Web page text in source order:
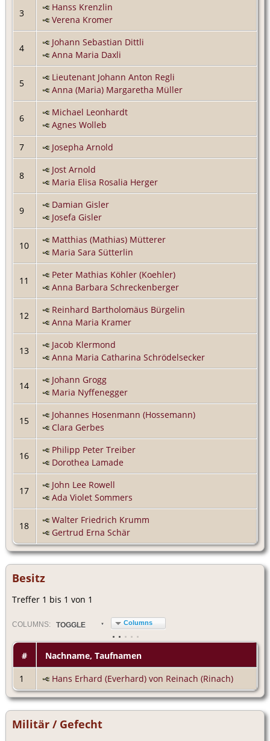
3
Hanss Krenzlin
Verena Kromer
4
Johann Sebastian Dittli
Anna Maria Daxli
5
Lieutenant Johann Anton Regli
Anna (Maria) Margaretha Müller
6
Michael Leonhardt
Agnes Wolleb
7
Josepha Arnold
8
Jost Arnold
Maria Elisa Rosalia Herger
9
Damian Gisler
Josefa Gisler
10
Matthias (Mathias) Mütterer
Maria Sara Sütterlin
11
Peter Mathias Köhler (Koehler)
Anna Barbara Schreckenberger
12
Reinhard Bartholomäus Bürgelin
Anna Maria Kramer
13
Jacob Klermond
Anna Maria Catharina Schrödelsecker
14
Johann Grogg
Maria Nyffenegger
15
Johannes Hosenmann (Hossemann)
Clara Gerbes
16
Philipp Peter Treiber
Dorothea Lamade
17
John Lee Rowell
Ada Violet Sommers
18
Walter Friedrich Krumm
Gertrud Erna Schär
Besitz
Treffer 1 bis 1 von 1
COLUMN S: TOGGLE Columns
#
Nachname, Taufnamen
1
Hans Erhard (Everhard) von Reinach (Rinach)
Militär / Gefecht